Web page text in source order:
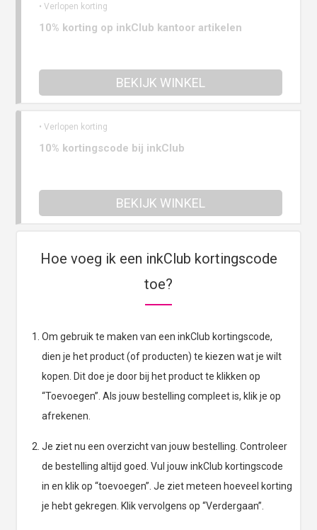
• Verlopen korting
10% korting op inkClub kantoor artikelen
BEKIJK WINKEL
• Verlopen korting
10% kortingscode bij inkClub
BEKIJK WINKEL
Hoe voeg ik een inkClub kortingscode
toe?
Om gebruik te maken van een inkClub kortingscode,
dien je het product (of producten) te kiezen wat je wilt
kopen. Dit doe je door bij het product te klikken op
“Toevoegen”. Als jouw bestelling compleet is, klik je op
afrekenen.
Je ziet nu een overzicht van jouw bestelling. Controleer
de bestelling altijd goed. Vul jouw inkClub kortingscode
in en klik op “toevoegen”. Je ziet meteen hoeveel korting
je hebt gekregen. Klik vervolgens op “Verdergaan”.